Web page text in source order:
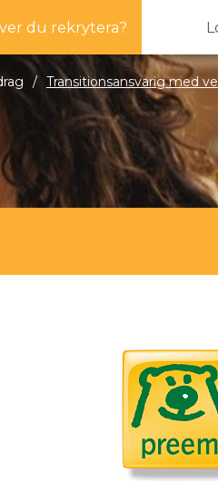
du rekrytera?
/ Transitionsansvarig med